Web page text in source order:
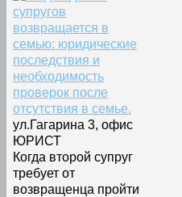
ул.Гагарина 3, офис
ЮРИСТ
Когда второй супруг
требует от
возвращенца пройти